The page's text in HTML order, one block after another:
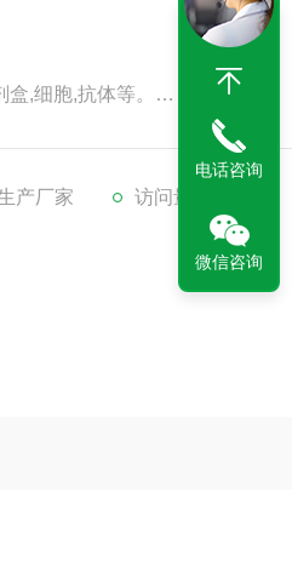
,细胞,抗体等。
产厂家 访问量：155
电话咨询
微信咨询